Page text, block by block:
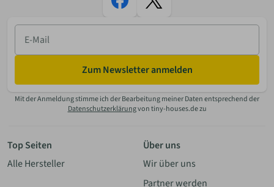
E-
Mail
Zum Newsletter anmelden
Mit der Anmeldung stimme ich der Bearbeitung meiner Daten entsprechend der
Datenschutzerklärungvon tiny-houses.de zu
Top Seiten
Alle Hersteller
Über uns
Wir über uns
Partner werden